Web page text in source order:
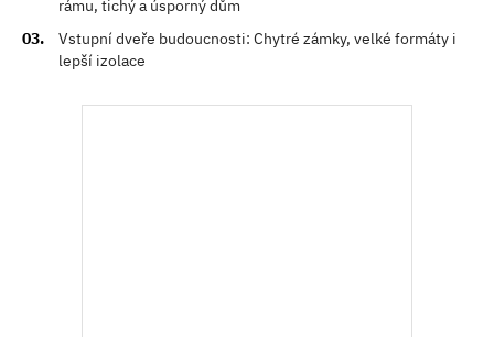
rámu, tichý a úsporný dům
Vstupní dveře budoucnosti: Chytré zámky, velké formáty i
lepší izolace